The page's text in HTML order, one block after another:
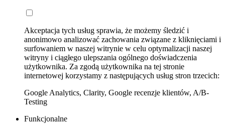
Akceptacja tych usług sprawia, że możemy śledzić i
anonimowo analizować zachowania związane z kliknięciami i
surfowaniem w naszej witrynie w celu optymalizacji naszej
witryny i ciągłego ulepszania ogólnego doświadczenia
użytkownika. Za zgodą użytkownika na tej stronie
internetowej korzystamy z następujących usług stron trzecich:
Google Analytics, Clarity, Google recenzje klientów, A/B-
Testing
Funkcjonalne